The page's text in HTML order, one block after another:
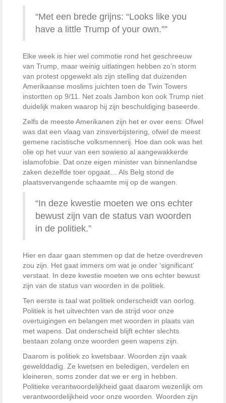
“Met een brede grijns: “Looks like you
have a little Trump of your own.””
Elke week is hier wel commotie rond het geschreeuw
van Trump, maar weinig uitlatingen hebben zo’n storm
van protest opgewekt als zijn stelling dat duizenden
Amerikaanse moslims juichten toen de Twin Towers
instortten op 9/11. Net zoals Jambon kon ook Trump niet
duidelijk maken waarop hij zijn beschuldiging baseerde.
Zelfs de meeste Amerikanen zijn het er over eens: Ofwel
was dat een vlaag van zinsverbijstering, ofwel de meest
gemene racistische volksmennerij. Hoe dan ook was het
olie op het vuur van een sowieso al aangewakkerde
islamofobie. Dat onze eigen minister van binnenlandse
zaken dezelfde toer opgaat… Als Belg stond de
plaatsvervangende schaamte mij op de wangen.
“In deze kwestie moeten we ons echter
bewust zijn van de status van woorden
in de politiek.”
Hier en daar gaan stemmen op dat de hetze overdreven
zou zijn. Het gaat immers om wat je onder ‘significant’
verstaat. In deze kwestie moeten we ons echter bewust
zijn van de status van woorden in de politiek.
Ten eerste is taal wat politiek onderscheidt van oorlog.
Politiek is het uitvechten van de strijd voor onze
overtuigingen en belangen met woorden in plaats van
met wapens. Dat onderscheid blijft echter slechts
bestaan zolang onze woorden geen wapens zijn.
Daarom is politiek zo kwetsbaar. Woorden zijn vaak
gewelddadig. Ze kwetsen en beledigen, verdelen en
kleineren, soms zonder dat we er erg in hebben.
Politieke verantwoordelijkheid gaat daarom wezenlijk om
verantwoordelijkheid voor onze woorden. Woorden zijn